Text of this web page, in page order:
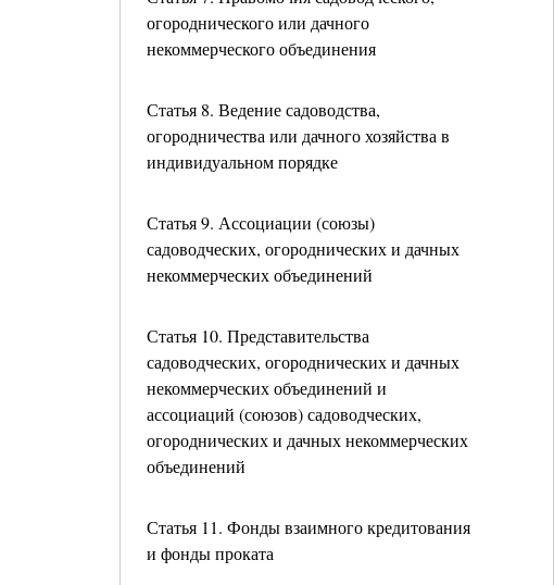
огороднического или дачного
некоммерческого объединения
Статья 8. Ведение садоводства,
огородничества или дачного хозяйства в
индивидуальном порядке
Статья 9. Ассоциации (союзы)
садоводческих, огороднических и дачных
некоммерческих объединений
Статья 10. Представительства
садоводческих, огороднических и дачных
некоммерческих объединений и
ассоциаций (союзов) садоводческих,
огороднических и дачных некоммерческих
объединений
Статья 11. Фонды взаимного кредитования
и фонды проката